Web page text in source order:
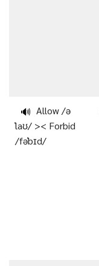
🔊 Allow /ə
ˈlaʊ/ >< Forbid
/fəˈbɪd/